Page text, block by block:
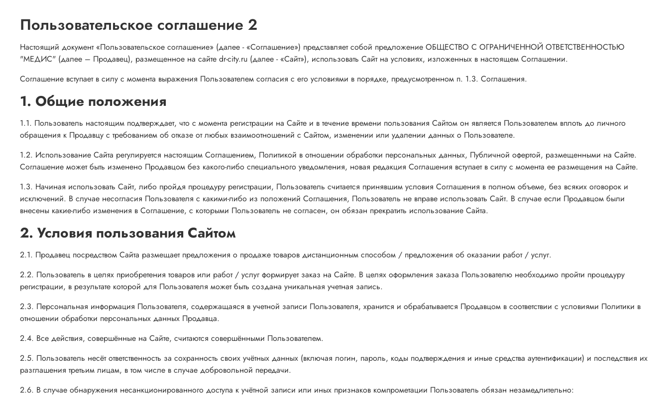
Пользовательское соглашение 2
Настоящий документ «Пользовательское соглашение» (далее - «Соглашение») представляет собой предложение ОБЩЕСТВО С ОГРАНИЧЕННОЙ ОТВЕТСТВЕННОСТЬЮ
"МЕДИС" (далее – Продавец), размещенное на сайте dr-city.ru (далее - «Сайт»), использовать Сайт на условиях, изложенных в настоящем Соглашении.
Соглашение вступает в силу с момента выражения Пользователем согласия с его условиями в порядке, предусмотренном п. 1.3. Соглашения.
1. Общие положения
1.1. Пользователь настоящим подтверждает, что с момента регистрации на Сайте и в течение времени пользования Сайтом он является Пользователем вплоть до личного
обращения к Продавцу с требованием об отказе от любых взаимоотношений с Сайтом, изменении или удалении данных о Пользователе.
1.2. Использование Сайта регулируется настоящим Соглашением, Политикой в отношении обработки персональных данных, Публичной офертой, размещенными на Сайте.
Соглашение может быть изменено Продавцом без какого-либо специального уведомления, новая редакция Соглашения вступает в силу с момента ее размещения на Сайте.
1.3. Начиная использовать Сайт, либо пройдя процедуру регистрации, Пользователь считается принявшим условия Соглашения в полном объеме, без всяких оговорок и
исключений. В случае несогласия Пользователя с какими-либо из положений Соглашения, Пользователь не вправе использовать Сайт. В случае если Продавцом были
внесены какие-либо изменения в Соглашение, с которыми Пользователь не согласен, он обязан прекратить использование Сайта.
2. Условия пользования Сайтом
2.1. Продавец посредством Сайта размещает предложения о продаже товаров дистанционным способом / предложения об оказании работ / услуг.
2.2. Пользователь в целях приобретения товаров или работ / услуг формирует заказ на Сайте. В целях оформления заказа Пользователю необходимо пройти процедуру
регистрации, в результате которой для Пользователя может быть создана уникальная учетная запись.
2.3. Персональная информация Пользователя, содержащаяся в учетной записи Пользователя, хранится и обрабатывается Продавцом в соответствии с условиями Политики в
отношении обработки персональных данных Продавца.
2.4. Все действия, совершённые на Сайте, считаются совершёнными Пользователем.
2.5. Пользователь несёт ответственность за сохранность своих учётных данных (включая логин, пароль, коды подтверждения и иные средства аутентификации) и последствия их
разглашения третьим лицам, в том числе в случае добровольной передачи.
2.6. В случае обнаружения несанкционированного доступа к учётной записи или иных признаков компрометации Пользователь обязан незамедлительно: